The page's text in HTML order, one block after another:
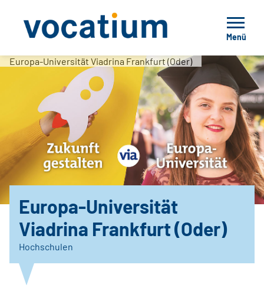
Menü
Europa-Universität Viadrina Frankfurt (Oder)
Europa-Universität
Viadrina Frankfurt (Oder)
Hochschulen